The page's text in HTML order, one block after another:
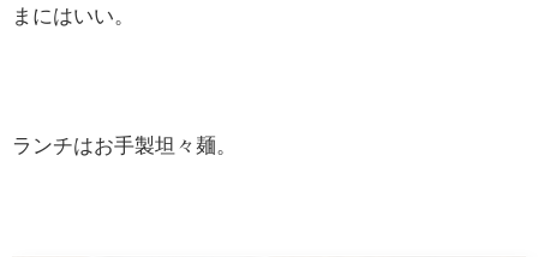
まにはいい。
ランチはお手製坦々麺。